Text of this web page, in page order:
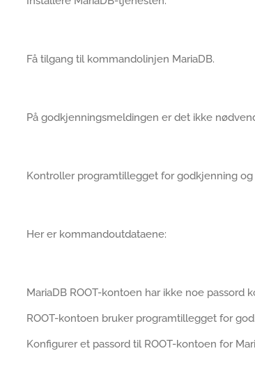
Få tilgang til kommandolinjen MariaDB.
På godkjenningsmeldingen er det ikke
Kontroller programtillegget for godkjenning
Her er kommandoutdataene:
MariaDB ROOT-kontoen har ikke noe passord
ROOT-kontoen bruker programtillegget for
Konfigurer et passord til ROOT-kontoen for